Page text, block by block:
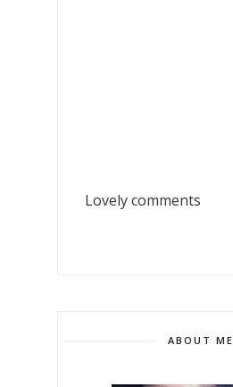
Lovely comments
ABOUT ME